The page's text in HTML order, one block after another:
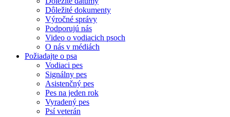
Dôležité dokumenty
Výročné správy
Podporujú nás
Video o vodiacich psoch
O nás v médiách
Požiadajte o psa
Vodiaci pes
Signálny pes
Asistenčný pes
Pes na jeden rok
Vyradený pes
Psí veterán